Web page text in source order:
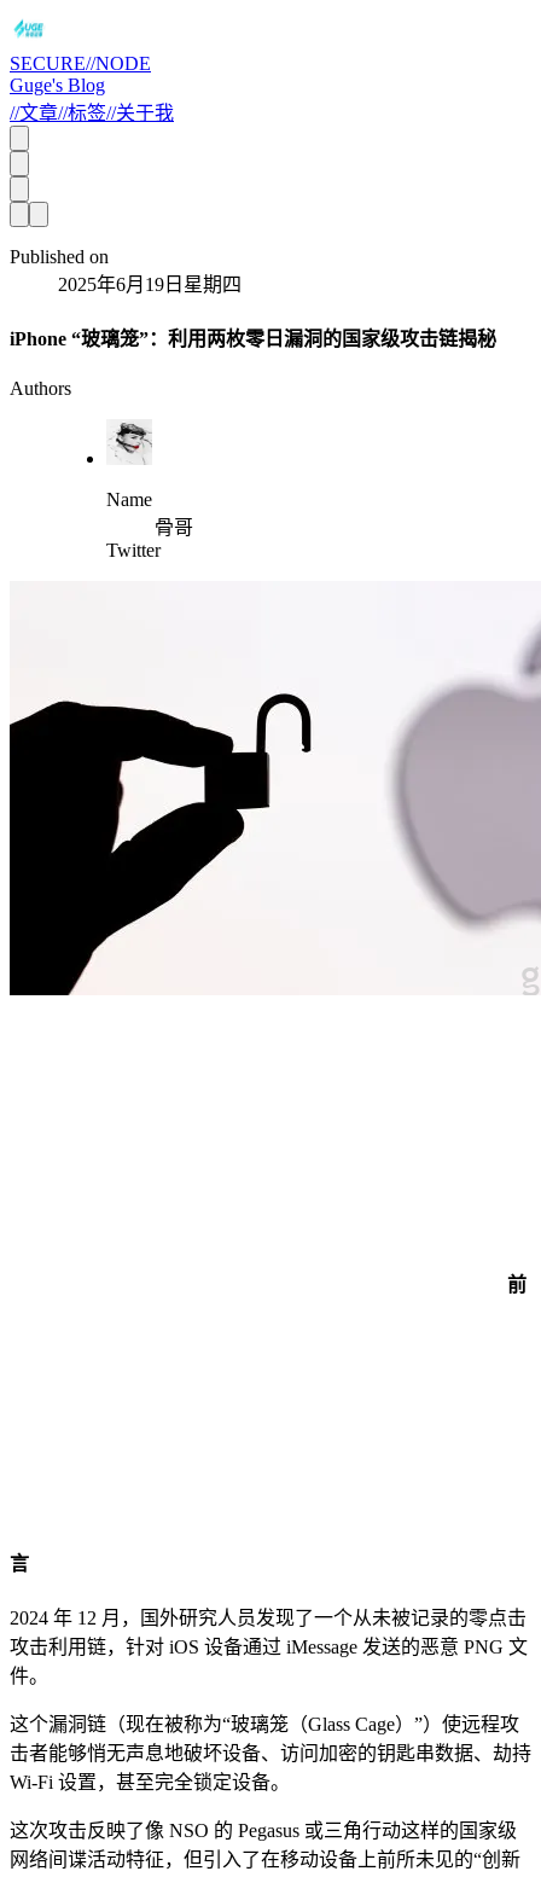
SECURE//NODE
Guge's Blog
//文章//标签//关于我
Published on
2025年6月19日星期四
​​iPhone “玻璃笼”：利用两枚零日漏洞的国家级攻击链揭秘​​
Authors
Name
骨哥
Twitter
前
言
2024 年 12 月，国外研究人员发现了一个从未被记录的零点击
攻击利用链，针对 iOS 设备通过 iMessage 发送的恶意 PNG 文
件。
这个漏洞链（现在被称为“玻璃笼（Glass Cage）”）使远程攻
击者能够悄无声息地破坏设备、访问加密的钥匙串数据、劫持
Wi-Fi 设置，甚至完全锁定设备。
这次攻击反映了像 NSO 的 Pegasus 或三角行动这样的国家级
网络间谍活动特征，但引入了在移动设备上前所未见的“创新